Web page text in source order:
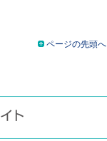
ページの先頭へ